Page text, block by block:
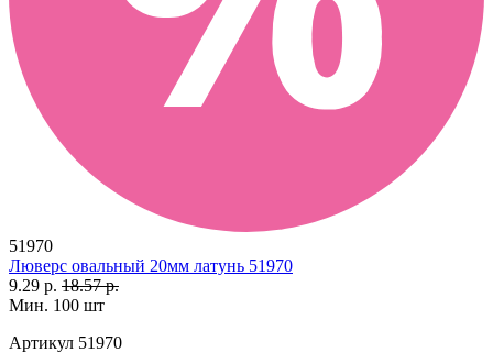
51970
Люверс овальный 20мм латунь 51970
9.29 р. 18.57 р.
Мин. 100 шт
Артикул 51970